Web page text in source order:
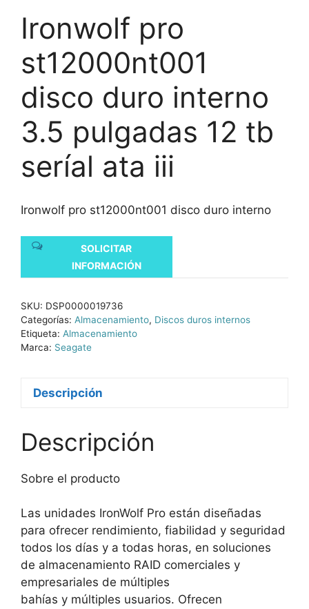
Ironwolf pro
st12000nt001
disco duro interno
3.5 pulgadas 12 tb
seríal ata iii
Ironwolf pro st12000nt001 disco duro interno
SOLICITAR
INFORMACIÓN
SKU: DSP0000019736
Categorías: Almacenamiento, Discos duros internos
Etiqueta: Almacenamiento
Marca: Seagate
Descripción
Descripción
Sobre el producto
Las unidades IronWolf Pro están diseñadas
para ofrecer rendimiento, fiabilidad y seguridad
todos los días y a todas horas, en soluciones
de almacenamiento RAID comerciales y
empresariales de múltiples
bahías y múltiples usuarios. Ofrecen